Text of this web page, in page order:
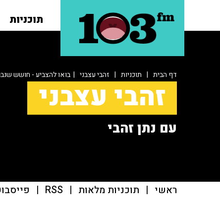
תוכניות
דף הבית | תוכניות | זהבי עצבני | בואו להצביע - חושש
זהבי עצבני
עם נתן זהבי
ראשי | תוכניות מלאות |
RSS
|